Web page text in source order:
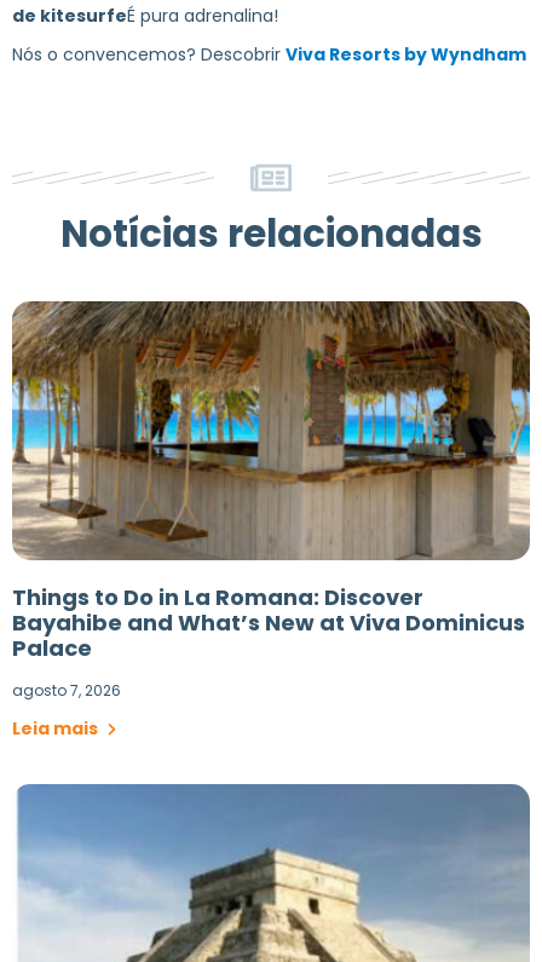
de kitesurfeÉ pura adrenalina!
Nós o convencemos? Descobrir Viva Resorts by Wyndham
Notícias relacionadas
Things to Do in La Romana: Discover
Bayahibe and What’s New at Viva Dominicus
Palace
agosto 7, 2026
Leia mais